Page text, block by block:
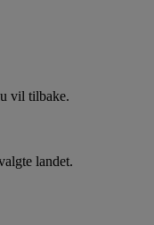
vil tilbake.
landet.